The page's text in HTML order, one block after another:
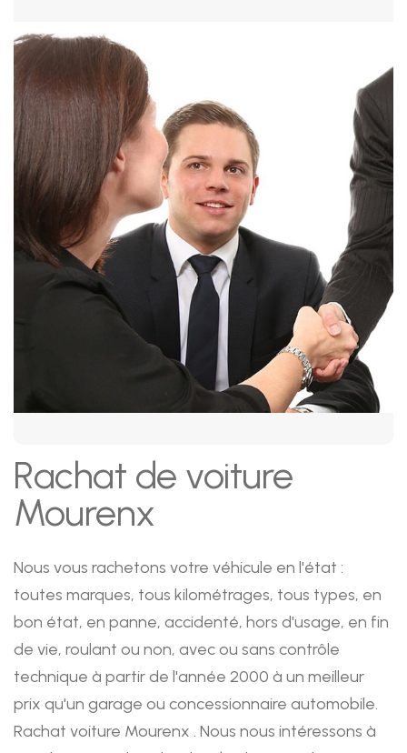
Rachat de voiture
Mourenx
Nous vous rachetons votre véhicule en l'état :
toutes marques, tous kilométrages, tous types, en
bon état, en panne, accidenté, hors d'usage, en fin
de vie, roulant ou non, avec ou sans contrôle
technique à partir de l'année 2000 à un meilleur
prix qu'un garage ou concessionnaire automobile.
Rachat voiture Mourenx . Nous nous intéressons à